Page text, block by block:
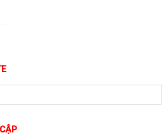
KT về viêc công khai Quyết định số
2026 của Ủy ban...
UBND phường Kiến An và Công đoàn